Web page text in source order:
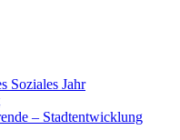
Soziales Jahr
– Stadtentwicklung